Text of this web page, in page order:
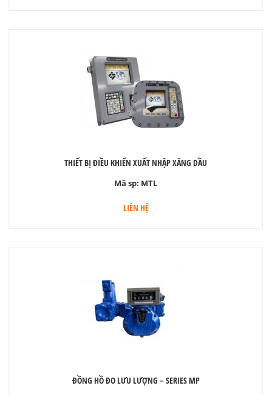
THIẾT BỊ ĐIỀU KHIỂN XUẤT NHẬP XĂNG DẦU
Mã sp: MTL
LIÊN HỆ
ĐỒNG HỒ ĐO LƯU LƯỢNG – SERIES MP